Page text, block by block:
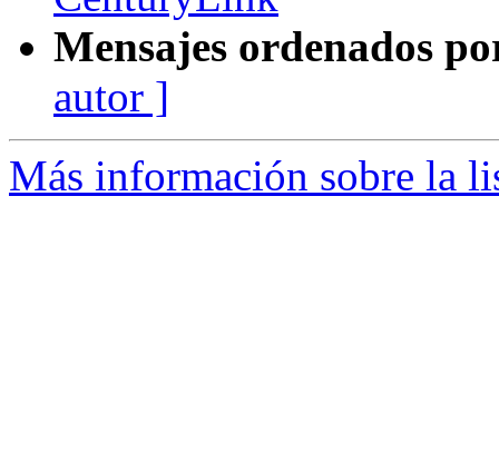
Mensajes ordenados
autor ]
Más información sobre la